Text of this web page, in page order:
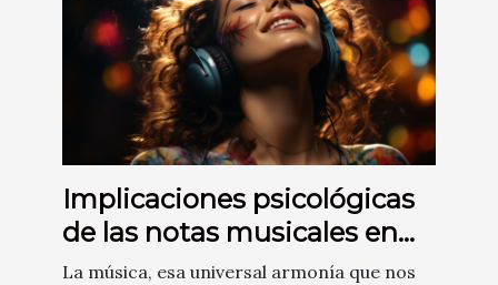
Implicaciones psicológicas
de las notas musicales en
nuestro cerebro
La música, esa universal armonía que nos